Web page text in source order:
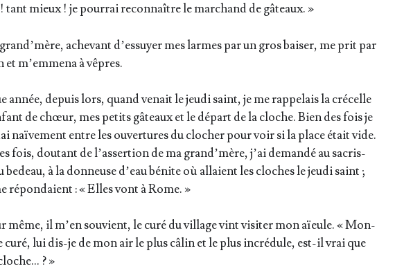
mieux ! je pour­rai recon­naître le mar­chand de gâteaux. »
ache­vant d’es­suyer mes larmes par un gros bai­ser, me prit par
et m’emmena à vêpres.
année, depuis lors, quand venait le jeu­di saint, je me rap­pe­lais la cré­celle
de chœur, mes petits gâteaux et le départ de la cloche. Bien des fois je
naï­ve­ment entre les ouver­tures du clo­cher pour voir si la place était vide.
fois, dou­tant de l’as­ser­tion de ma grand’­mère, j’ai deman­dé au sacris­
bedeau, à la don­neuse d’eau bénite où allaient les cloches le jeu­di saint ;
répon­daient : « Elles vont à Rome. »
même, il m’en sou­vient, le curé du vil­lage vint visi­ter mon aïeule. « Mon­
curé, lui dis-je de mon air le plus câlin et le plus incré­dule, est-il vrai que
? »